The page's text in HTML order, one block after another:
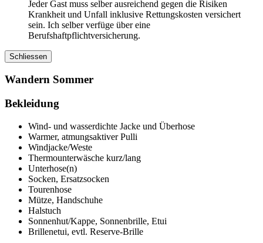
Jeder Gast muss selber ausreichend gegen die Risiken
Krankheit und Unfall inklusive Rettungskosten versichert
sein. Ich selber verfüge über eine
Berufshaftpflichtversicherung.
Schliessen
Wandern Sommer
Bekleidung
Wind- und wasserdichte Jacke und Überhose
Warmer, atmungsaktiver Pulli
Windjacke/Weste
Thermounterwäsche kurz/lang
Unterhose(n)
Socken, Ersatzsocken
Tourenhose
Mütze, Handschuhe
Halstuch
Sonnenhut/Kappe, Sonnenbrille, Etui
Brillenetui, evtl. Reserve-Brille